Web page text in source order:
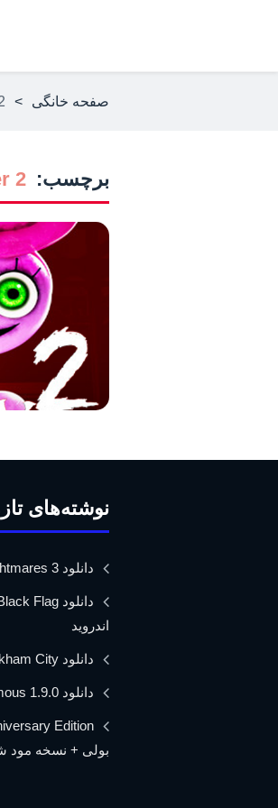
صفحه خانگی >
برچسب: 2
نوشته‌های
دانلود little nightmares 3 برای اندروید
اندروید
دانلود Batman: Arkham City برای اندروید
دانلود Blasphemous 1.9.0 برای اندروید
بولی + نسخه مود